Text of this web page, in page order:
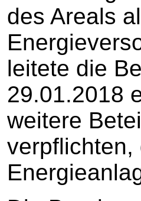
des Areals
leitete die
29.01.2018
weitere
verpflichten,